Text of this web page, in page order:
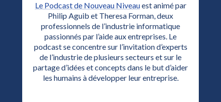
Le Podcast de Nouveau Niveauest animé par
Philip Aguib et Theresa Forman, deux
professionnels de l’industrie informatique
passionnés par l’aide aux entreprises. Le
podcast se concentre sur l’invitation d’experts
de l’industrie de plusieurs secteurs et sur le
partage d’idées et concepts dans le but d’aider
les humains à développer leur entreprise.